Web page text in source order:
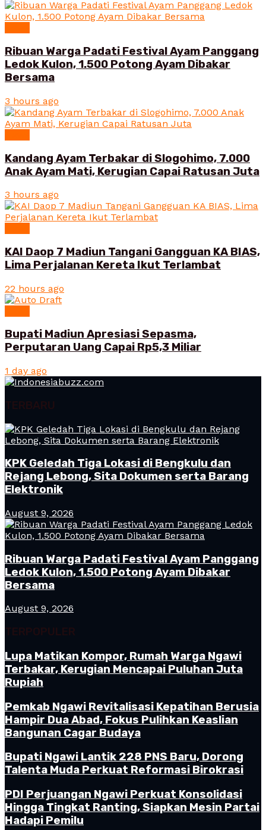
Ribuan Warga Padati Festival Ayam Panggang
Ledok Kulon, 1.500 Potong Ayam Dibakar
Bersama
3 hours ago
Kandang Ayam Terbakar di Slogohimo, 7.000
Anak Ayam Mati, Kerugian Capai Ratusan Juta
3 hours ago
KAI Daop 7 Madiun Tangani Gangguan KA BIAS,
Lima Perjalanan Kereta Ikut Terlambat
22 hours ago
Bupati Madiun Apresiasi Sepasma,
Perputaran Uang Capai Rp5,3 Miliar
1 day ago
TERBARU
KPK Geledah Tiga Lokasi di Bengkulu dan
Rejang Lebong, Sita Dokumen serta Barang
Elektronik
August 9, 2026
Ribuan Warga Padati Festival Ayam Panggang
Ledok Kulon, 1.500 Potong Ayam Dibakar
Bersama
August 9, 2026
TERPOPULER
Lupa Matikan Kompor, Rumah Warga Ngawi
Terbakar, Kerugian Mencapai Puluhan Juta
Rupiah
Pemkab Ngawi Revitalisasi Kepatihan Berusia
Hampir Dua Abad, Fokus Pulihkan Keaslian
Bangunan Cagar Budaya
Bupati Ngawi Lantik 228 PNS Baru, Dorong
Talenta Muda Perkuat Reformasi Birokrasi
PDI Perjuangan Ngawi Perkuat Konsolidasi
Hingga Tingkat Ranting, Siapkan Mesin Partai
Hadapi Pemilu